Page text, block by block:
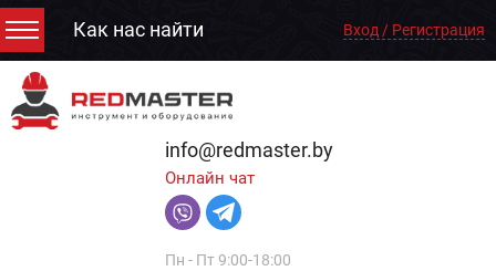
Как нас найти Вход / Регистрация
info@redmaster.by
Онлайн чат
Пн - Пт 9:00-18:00